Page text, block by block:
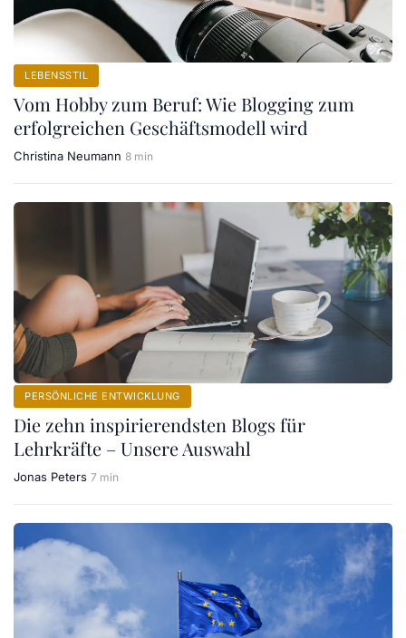
LEBENSSTIL
Vom Hobby zum Beruf: Wie Blogging zum
erfolgreichen Geschäftsmodell wird
Christina Neumann 8 min
PERSÖNLICHE ENTWICKLUNG
Die zehn inspirierendsten Blogs für
Lehrkräfte – Unsere Auswahl
Jonas Peters 7 min